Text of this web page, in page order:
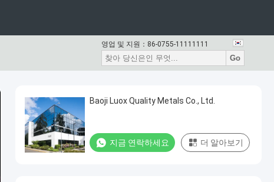
영업 및 지원： 86-0755-11111111
Go
Baoji Luox Quality Metals Co., Ltd.
지금 연락하세요 더 알아보기